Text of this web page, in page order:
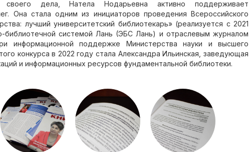
своего дела, Натела Нодарьевна активно поддерживает
Она стала одним из инициаторов проведения Всероссийского
лучший университетский библиотекарь» (реализуется с 2021
библиотечной системой Лань (ЭБС Лань) и отраслевым журналом
информационной поддержке Министерства науки и высшего
конкурса в 2022 году стала Александра Ильинская, заведующая
и информационных ресурсов фундаментальной библиотеки.